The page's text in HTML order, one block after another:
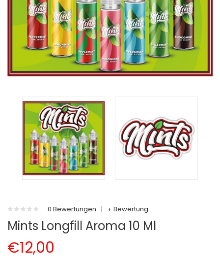
0 Bewertungen | + Bewertung
Mints Longfill Aroma 10 Ml
€12,00